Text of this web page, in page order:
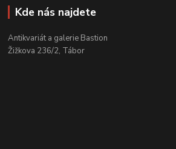
Kde nás najdete
Antikvariát a galerie Bastion
Žižkova 236/2, Tábor